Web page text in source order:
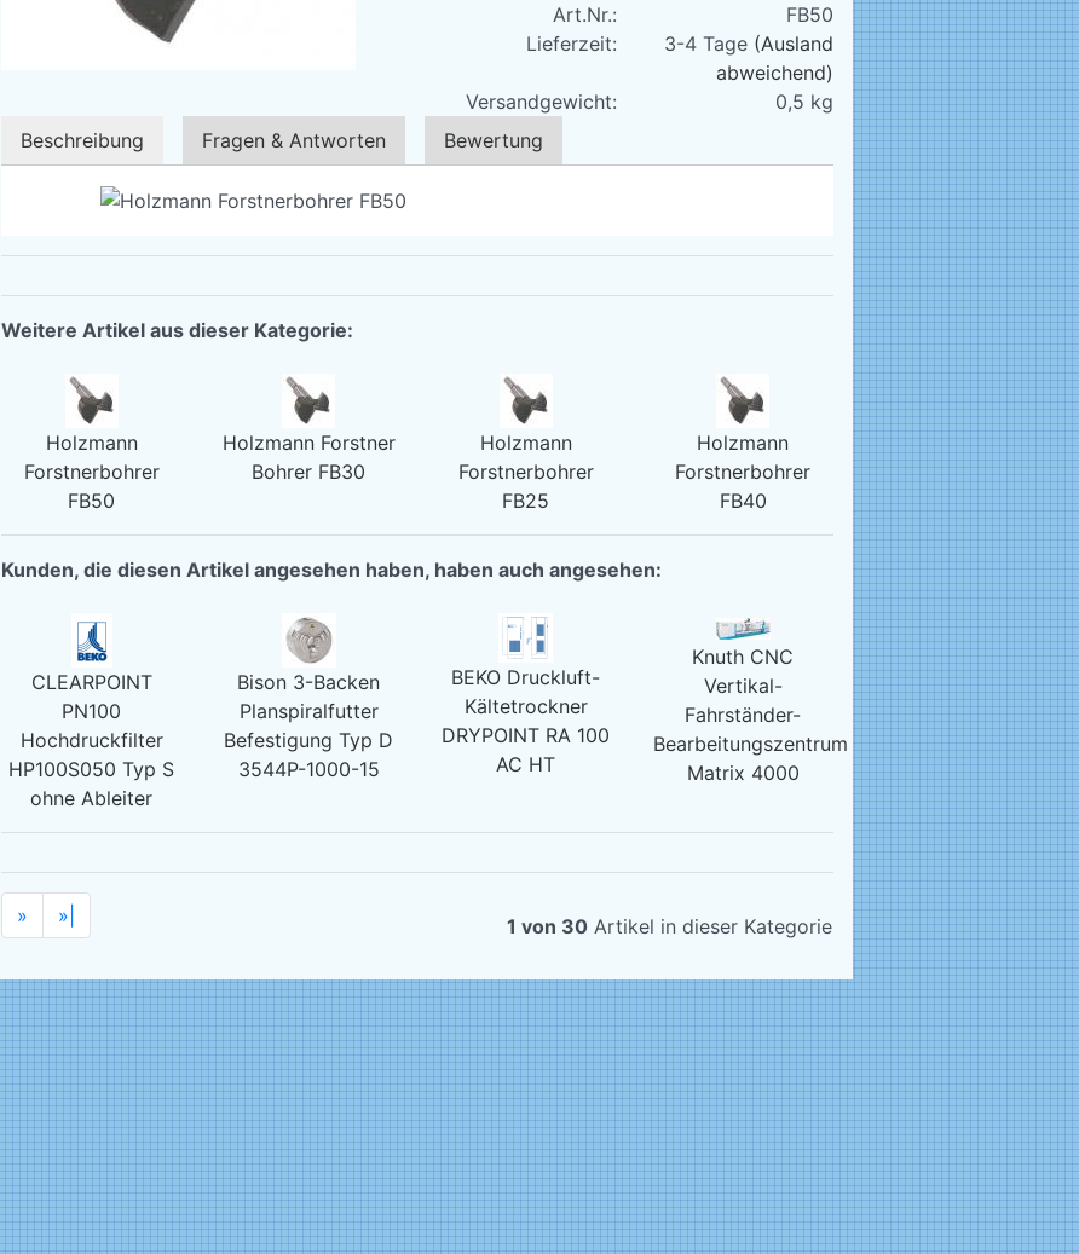
Art.Nr.:
FB50
Lieferzeit:
3-4 Tage (Ausland
abweichend)
Versandgewicht:
0,5 kg
Beschreibung
Fragen & Antworten Bewertung
Weitere Artikel aus dieser Kategorie:
Holzmann
Forstnerbohrer
FB50
Holzmann Forstner
Bohrer FB30
Holzmann
Forstnerbohrer
FB25
Holzmann
Forstnerbohrer
FB40
Kunden, die diesen Artikel angesehen haben, haben auch angesehen:
CLEARPOINT
PN100
Hochdruckfilter
HP100S050 Typ S
ohne Ableiter
Bison 3-Backen
Planspiralfutter
Befestigung Typ D
3544P-1000-15
BEKO Druckluft-
Kältetrockner
DRYPOINT RA 100
AC HT
Knuth CNC
Vertikal-
Fahrständer-
Bearbeitungszentrum
Matrix 4000
» »| 1 von 30 Artikel in dieser Kategorie